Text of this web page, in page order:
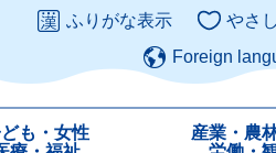
ふりがな表示 やさ
Foreign
も・女性
産業・農